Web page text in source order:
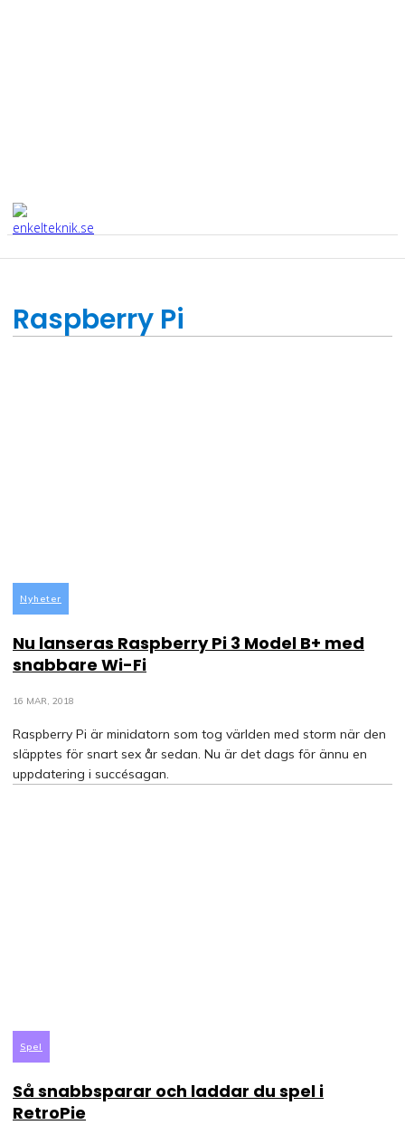
Raspberry Pi
Nyheter
Nu lanseras Raspberry Pi 3 Model B+ med
snabbare Wi-Fi
16 MAR, 2018
Raspberry Pi är minidatorn som tog världen med storm när den
släpptes för snart sex år sedan. Nu är det dags för ännu en
uppdatering i succésagan.
Spel
Så snabbsparar och laddar du spel i
RetroPie